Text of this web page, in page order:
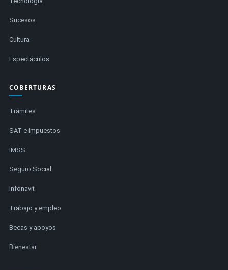
Sucesos
Cultura
Espectáculos
COBERTURAS
Trámites
SAT e impuestos
IMSS
Seguro Social
Infonavit
Trabajo y empleo
Becas y apoyos
Bienestar